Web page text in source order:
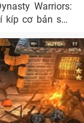
Warriors:
cơ bản sau